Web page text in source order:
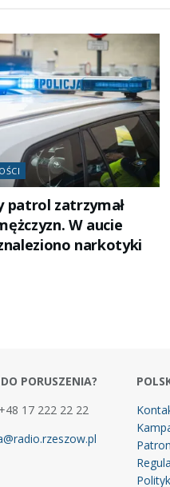
patrol zatrzymał
W aucie
narkotyki
PORUSZENIA?
17 222 22 22